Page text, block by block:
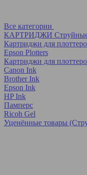
Все категории
КАРТРИДЖИ
Картриджи для
Epson Plotters
Картриджи для
Canon Ink
Brother Ink
Epson Ink
HP Ink
Памперс
Ricoh Gel
Уценённые товары